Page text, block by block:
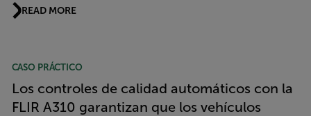
READ MORE
CASO PRÁCTICO
Los controles de calidad automáticos con la
FLIR A310 garantizan que los vehículos